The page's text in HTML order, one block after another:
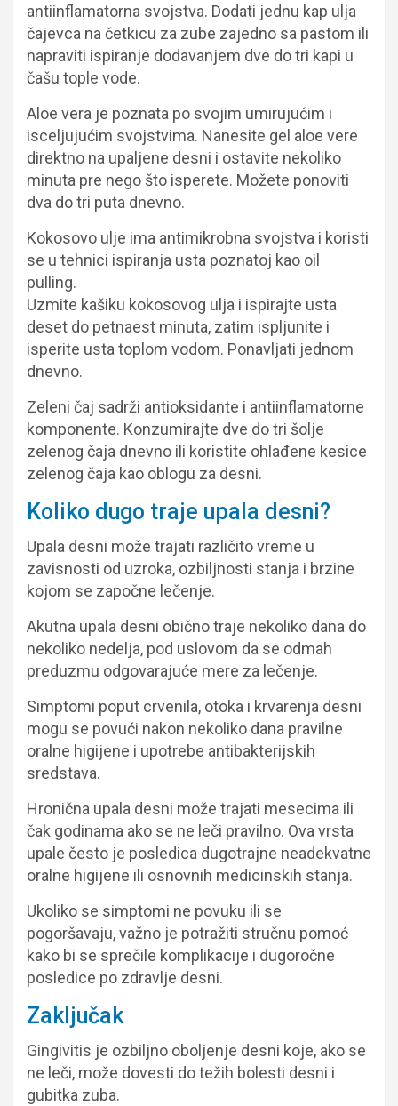
antiinflamatorna svojstva. Dodati jednu kap ulja
čajevca na četkicu za zube zajedno sa pastom ili
napraviti ispiranje dodavanjem dve do tri kapi u
čašu tople vode.
Aloe vera je poznata po svojim umirujućim i
isceljujućim svojstvima. Nanesite gel aloe vere
direktno na upaljene desni i ostavite nekoliko
minuta pre nego što isperete. Možete ponoviti
dva do tri puta dnevno.
Kokosovo ulje ima antimikrobna svojstva i koristi
se u tehnici ispiranja usta poznatoj kao oil
pulling.
Uzmite kašiku kokosovog ulja i ispirajte usta
deset do petnaest minuta, zatim ispljunite i
isperite usta toplom vodom. Ponavljati jednom
dnevno.
Zeleni čaj sadrži antioksidante i antiinflamatorne
komponente. Konzumirajte dve do tri šolje
zelenog čaja dnevno ili koristite ohlađene kesice
zelenog čaja kao oblogu za desni.
Koliko dugo traje upala desni?
Upala desni može trajati različito vreme u
zavisnosti od uzroka, ozbiljnosti stanja i brzine
kojom se započne lečenje.
Akutna upala desni obično traje nekoliko dana do
nekoliko nedelja, pod uslovom da se odmah
preduzmu odgovarajuće mere za lečenje.
Simptomi poput crvenila, otoka i krvarenja desni
mogu se povući nakon nekoliko dana pravilne
oralne higijene i upotrebe antibakterijskih
sredstava.
Hronična upala desni može trajati mesecima ili
čak godinama ako se ne leči pravilno. Ova vrsta
upale često je posledica dugotrajne neadekvatne
oralne higijene ili osnovnih medicinskih stanja.
Ukoliko se simptomi ne povuku ili se
pogoršavaju, važno je potražiti stručnu pomoć
kako bi se sprečile komplikacije i dugoročne
posledice po zdravlje desni.
Zaključak
Gingivitis je ozbiljno oboljenje desni koje, ako se
ne leči, može dovesti do težih bolesti desni i
gubitka zuba.